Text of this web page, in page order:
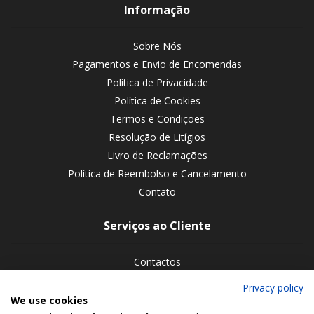
Informação
Sobre Nós
Pagamentos e Envio de Encomendas
Política de Privacidade
Política de Cookies
Termos e Condições
Resolução de Litígios
Livro de Reclamações
Política de Reembolso e Cancelamento
Contato
Serviços ao Cliente
Contactos
Privacy policy
We use cookies